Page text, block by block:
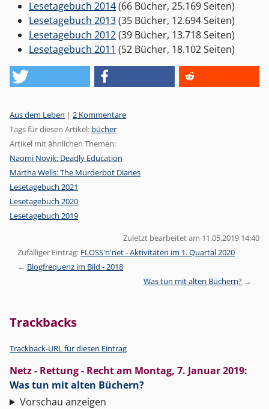
Lesetagebuch 2014(66 Bücher, 25.169 Seiten)
Lesetagebuch 2013(35 Bücher, 12.694 Seiten)
Lesetagebuch 2012(39 Bücher, 13.718 Seiten)
Lesetagebuch 2011 (52 Bücher, 18.102 Seiten)
Kategorien:
Aus dem Leben | 2 Kommentare
Tags für diesen Artikel: bücher
Artikel mit ähnlichen Themen:
Naomi Novik: Deadly Education
Martha Wells: The Murderbot Diaries
Lesetagebuch 2021
Lesetagebuch 2020
Lesetagebuch 2019
Zuletzt bearbeitet am 11.05.2019 14:40
Zufälliger Eintrag: FLOSS'n'net - Aktivitäten im 1. Quartal 2020
Blogfrequenz im Bild - 2018
Was tun mit alten Büchern?
Trackbacks
Trackback-URL für diesen Eintrag
Netz - Rettung - Rechtam Montag, 7. Januar 2019:
Was tun mit alten Büchern?
Vorschau anzeigen